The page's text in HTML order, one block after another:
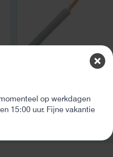
Montagedraad 6mm2
op werkdagen
15:00 uur. Fijne vakantie